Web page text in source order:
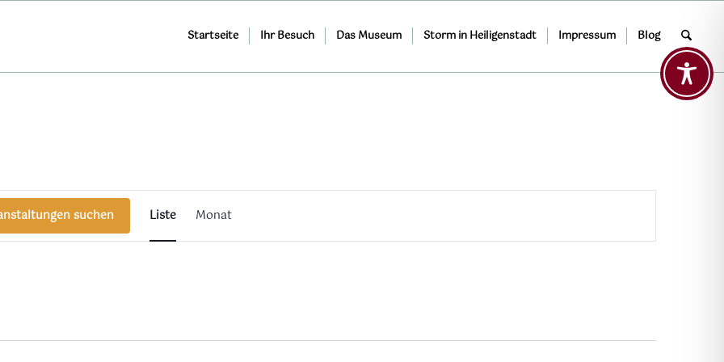
Startseite Ihr Besuch Das Museum Storm in Heiligenstadt Impressum Blog
suchen
Veranstaltung
Ansichten-
Navigation
Liste Monat